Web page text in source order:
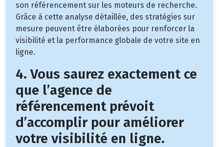
son référencement sur les moteurs de recherche.
Grâce à cette analyse détaillée, des stratégies sur
mesure peuvent être élaborées pour renforcer la
visibilité et la performance globale de votre site en
ligne.
4. Vous saurez exactement ce
que l’agence de
référencement prévoit
d’accomplir pour améliorer
votre visibilité en ligne.